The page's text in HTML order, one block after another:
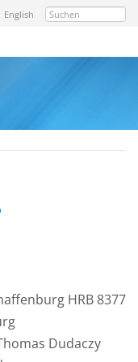
Suchen
English
HRB 8377
Dudaczy